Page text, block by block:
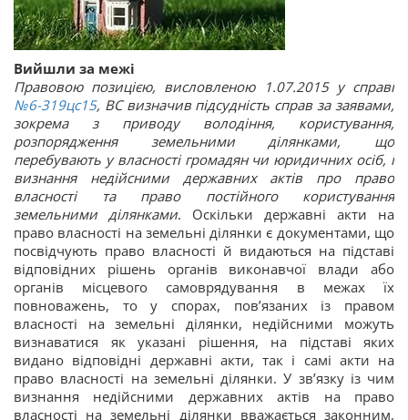
Вийшли за межі
Правовою позицією, висловленою 1.07.2015 у справі
№6-319цс15, ВС визначив підсудність справ за заявами,
зокрема з приводу володіння, користування,
розпорядження земельними ділянками, що
перебувають у власності громадян чи юридичних осіб, і
визнання недійсними державних актів про право
власності та право постійного користування
земельними ділянками. Оскільки державні акти на
право власності на земельні ділянки є документами, що
посвідчують право власності й видаються на підставі
відповідних рішень органів виконавчої влади або
органів місцевого самоврядування в межах їх
повноважень, то у спорах, пов’язаних із правом
власності на земельні ділянки, недійсними можуть
визнаватися як указані рішення, на підставі яких
видано відповідні державні акти, так і самі акти на
право власності на земельні ділянки. У зв’язку із чим
визнання недійсними державних актів на право
власності на земельні ділянки вважається законним,